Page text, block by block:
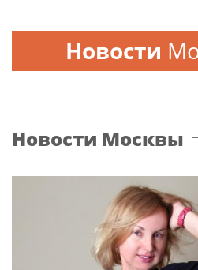
Новости
Новости Москвы